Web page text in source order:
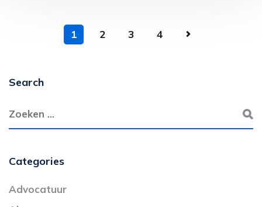
1 2 3 4
Search
Categories
Advocatuur